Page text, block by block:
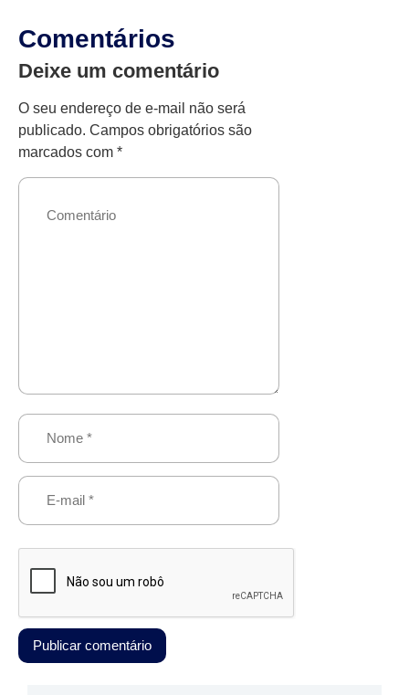
Comentários
Deixe um comentário
O seu endereço de e-mail não será
publicado. Campos obrigatórios são
marcados com *